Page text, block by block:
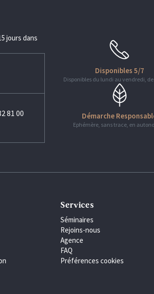
jours dans
81 00
Disponibles 5/7
Disponibles du lundi au vendredi, de
Démarche
Ephémère, sans trace, en
Services
Séminaires
Rejoins-nous
Agence
FAQ
Préférences cookies